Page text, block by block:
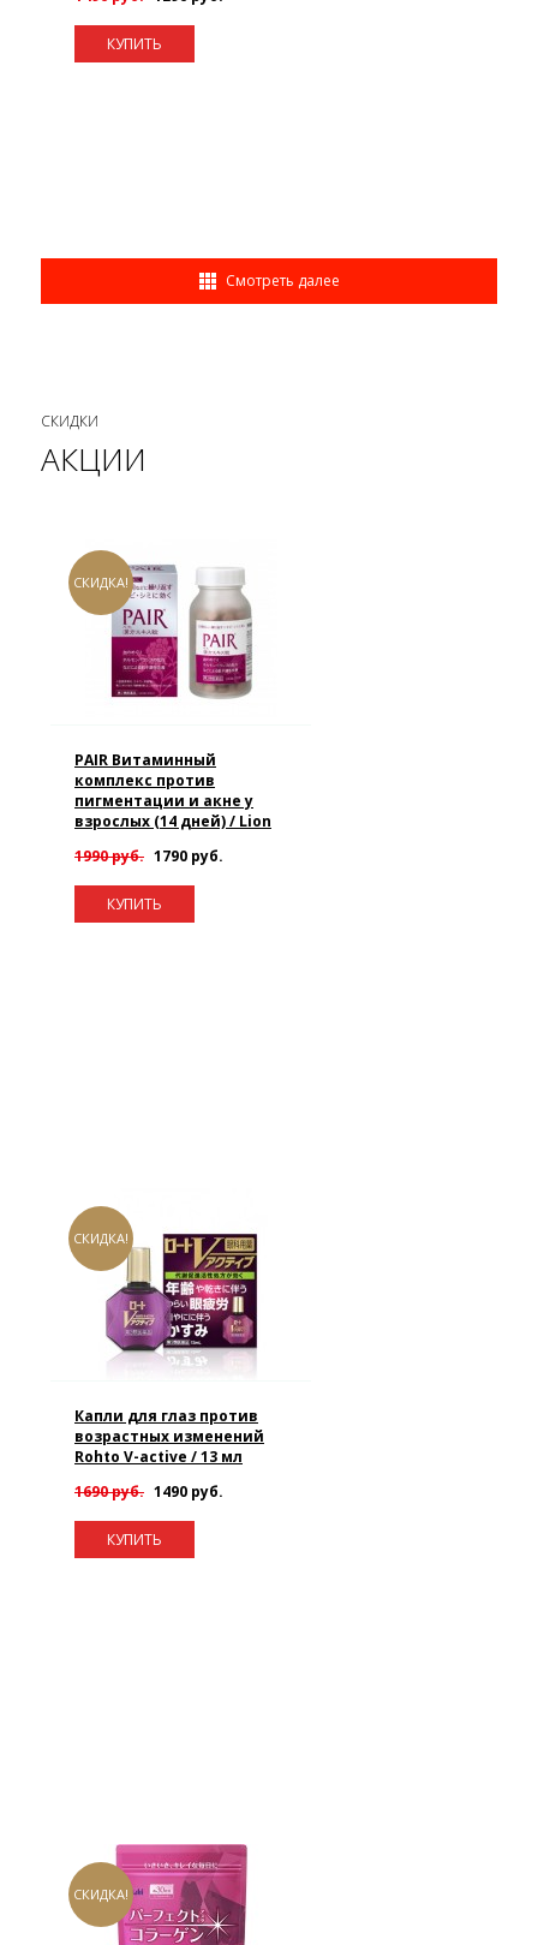
КУПИТЬ
Смотреть далее
СКИДКИ
АКЦИИ
СКИДКА!
PAIR Витаминный
комплекс против
пигментации и акне у
взрослых (14 дней) / Lion
1990 руб. 1790 руб.
КУПИТЬ
СКИДКА!
Капли для глаз против
возрастных изменений
Rohto V-active / 13 мл
1690 руб. 1490 руб.
КУПИТЬ
СКИДКА!